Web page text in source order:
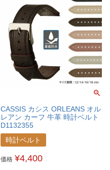
CASSIS カシス ORLEANS オル
レアン カーフ 牛革 時計ベルト
D1132355
時計ベルト
価格 ¥4,400